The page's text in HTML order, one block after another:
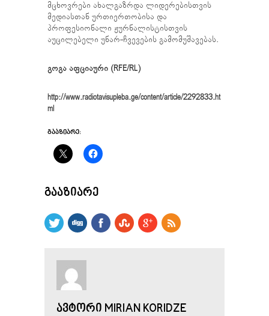
მცხოვრები ახალგაზრდა ლიდერებისთვის
მედიასთან ურთიერთობისა და
პროფესიონალი ჟურნალისტისთვის
აუცილებელი უნარ-ჩვევების გამომუშავებას.
გოგა აფციაური (RFE/RL)
http://www.radiotavisupleba.ge/content/article/2292833.ht
ml
ᲒᲐᲐᲖᲘᲐᲠᲔ:
ᲒᲐᲐᲖᲘᲐᲠᲔ
ᲐᲕᲢᲝᲠᲘ MIRIAN KORIDZE